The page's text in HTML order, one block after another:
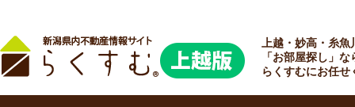
ラクチン
上越・妙高・糸魚
「お部屋探し」な
らくすむにお任せ